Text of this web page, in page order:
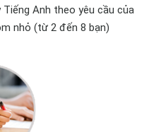
Anh theo yêu cầu của
nhỏ (từ 2 đến 8 bạn)